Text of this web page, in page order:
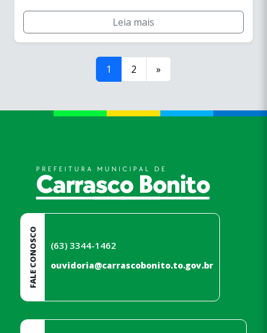
Leia mais
1 2 »
FALE CONOSCO (63) 3344-1462
ouvidoria@carrascobonito.to.gov.br